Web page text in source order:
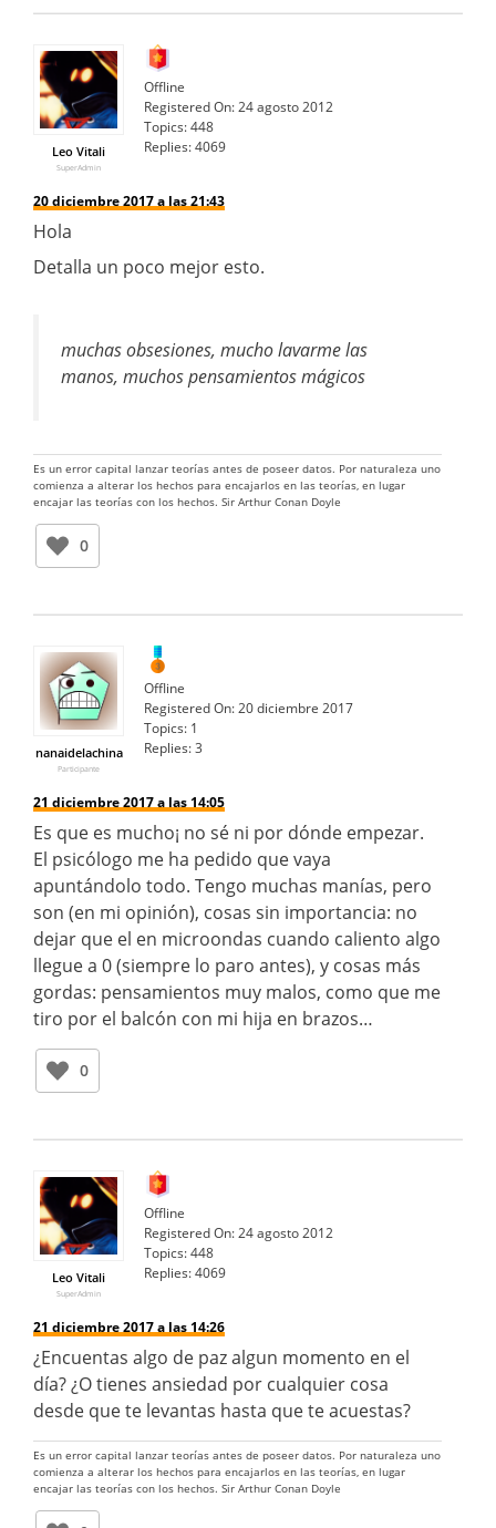
Leo Vitali
SuperAdmin
Offline
Registered On:24 agosto 2012
Topics:448
Replies:4069
20 diciembre 2017 a las 21:43
Hola
Detalla un poco mejor esto.
muchas obsesiones, mucho lavarme las
manos, muchos pensamientos mágicos
Es un error capital lanzar teorías antes de poseer datos. Por naturaleza uno
comienza a alterar los hechos para encajarlos en las teorías, en lugar
encajar las teorías con los hechos. Sir Arthur Conan Doyle
0
nanaidelachina
Participante
Offline
Registered On:20 diciembre 2017
Topics: 1
Replies:3
21 diciembre 2017 a las 14:05
Es que es mucho¡ no sé ni por dónde empezar.
El psicólogo me ha pedido que vaya
apuntándolo todo. Tengo muchas manías, pero
son (en mi opinión), cosas sin importancia: no
dejar que el en microondas cuando caliento algo
llegue a 0 (siempre lo paro antes), y cosas más
gordas: pensamientos muy malos, como que me
tiro por el balcón con mi hija en brazos…
0
Leo Vitali
SuperAdmin
Offline
Registered On:24 agosto 2012
Topics:448
Replies:4069
21 diciembre 2017 a las 14:26
¿Encuentas algo de paz algun momento en el
día? ¿O tienes ansiedad por cualquier cosa
desde que te levantas hasta que te acuestas?
Es un error capital lanzar teorías antes de poseer datos. Por naturaleza uno
comienza a alterar los hechos para encajarlos en las teorías, en lugar
encajar las teorías con los hechos. Sir Arthur Conan Doyle